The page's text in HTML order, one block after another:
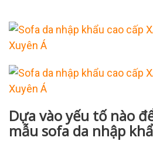
Dựa vào yếu tố nào
mẫu sofa da nhập